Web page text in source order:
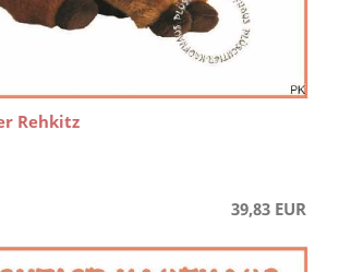
Rehkitz
39,83 EUR